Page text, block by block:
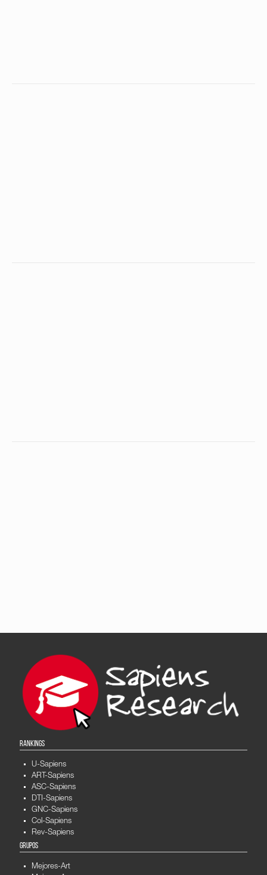
RANKINGS
U-Sapiens
ART-Sapiens
ASC-Sapiens
DTI-Sapiens
GNC-Sapiens
Col-Sapiens
Rev-Sapiens
GRUPOS
Mejores-Art